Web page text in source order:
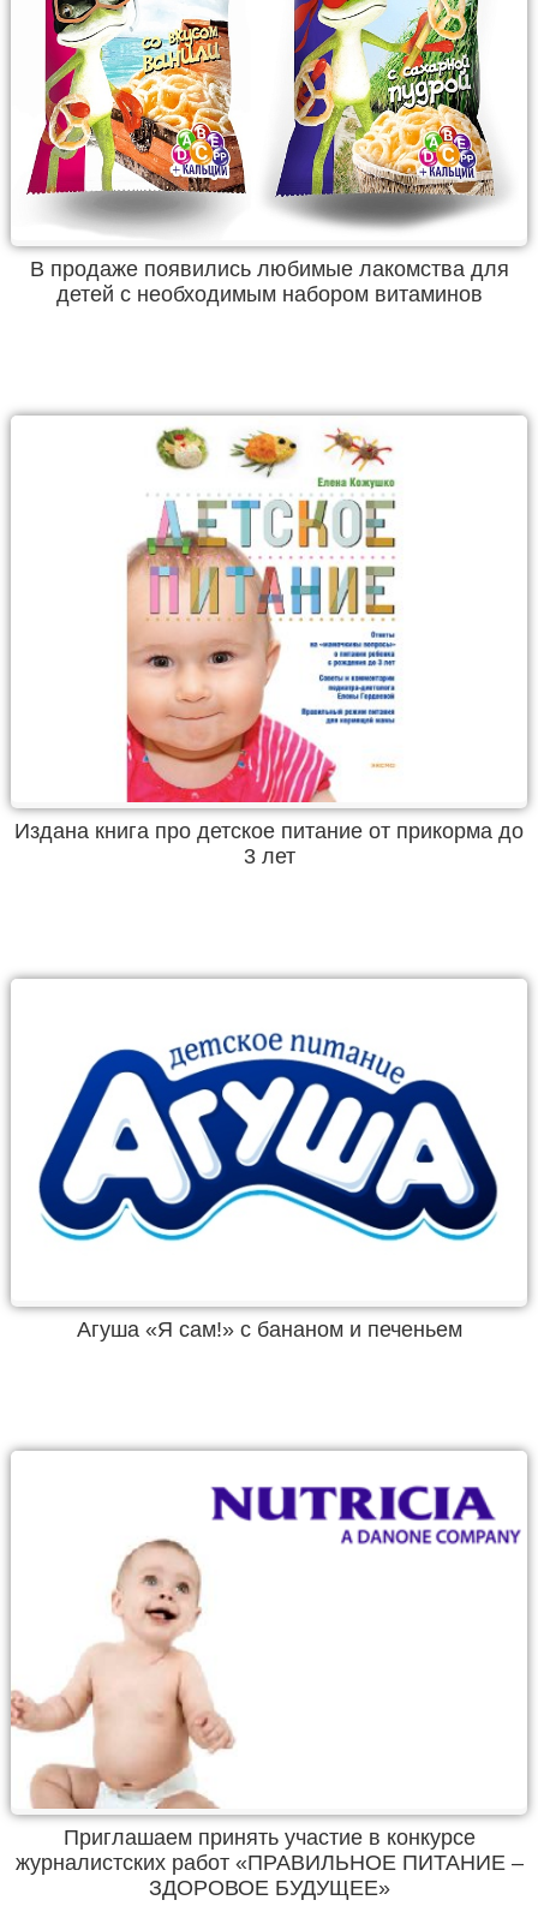
В продаже появились любимые лакомства для
детей c необходимым набором витаминов
Издана книга про детское питание от прикорма до
3 лет
Агуша «Я сам!» с бананом и печеньем
Приглашаем принять участие в конкурсе
журналистских работ «ПРАВИЛЬНОЕ ПИТАНИЕ –
ЗДОРОВОЕ БУДУЩЕЕ»